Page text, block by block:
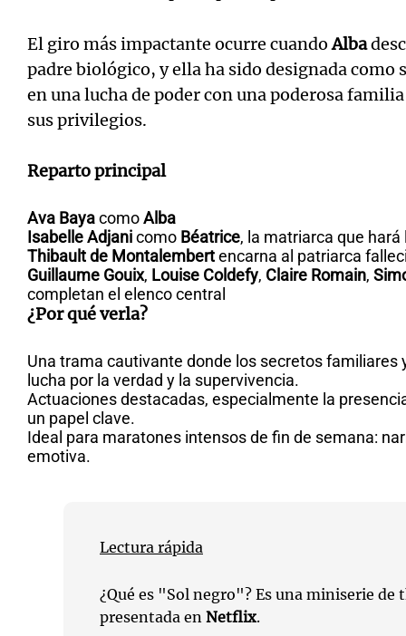
El giro más impactante ocurre cuandoAlba
padre biológico, y ella ha sido designada como
en una lucha de poder con una poderosa
sus privilegios.
Reparto principal
Ava BayacomoAlba
Isabelle Adjanicomo Béatrice, la matriarca que
Thibault de Montalembertencarna al patriarca
Guillaume Gouix, Louise Coldefy, Claire Romain,
completan el elenco central
¿Por qué verla?
Una trama cautivante donde los secretos familiares
lucha por la verdad y la supervivencia.
Actuaciones destacadas, especialmente la
un papel clave.
Ideal para maratones intensos de fin de semana:
emotiva.
Lectura rápida
¿Qué es "Sol negro"? Es una miniserie de
presentada en Netflix.